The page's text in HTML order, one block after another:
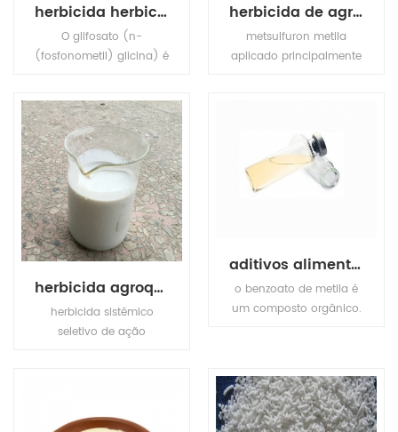
herbicida herbicida glifosato
O glifosato (n-
(fosfonometil) glicina) é
dessecante de colheita.
herbicida de agrotóxicos metsulfuron-methyl
metsulfuron metila
aplicado principalmente
daninhas de folhas
largas e certas
gramíneas, por qualquer
herbicida agroquímico nicosulfurão
herbicida sistêmico
seletivo de ação
aditivos alimentares adoçantes ácido benzoico metil
o benzoato de metila é
um composto orgânico.
líquido incolor que é
pouco solúvel em água,
mas miscível com